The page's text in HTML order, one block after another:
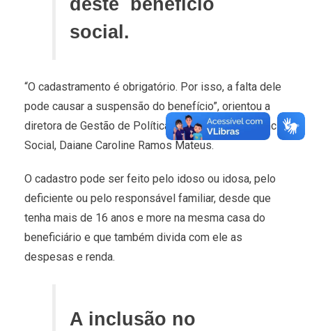
deste benefício
social.
“O cadastramento é obrigatório. Por isso, a falta dele
pode causar a suspensão do benefício”, orientou a
diretora de Gestão de Política Pública de Assistência
Social, Daiane Caroline Ramos Mateus.
O cadastro pode ser feito pelo idoso ou idosa, pelo
deficiente ou pelo responsável familiar, desde que
tenha mais de 16 anos e more na mesma casa do
beneficiário e que também divida com ele as
despesas e renda.
A inclusão no